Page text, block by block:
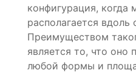
конфигурация, когда
располагается вдоль
Преимуществом
является то, что
любой формы и